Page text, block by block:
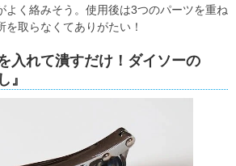
よく絡みそう。使用後は3つのパーツを重ね
取らなくてありがたい！
入れて潰すだけ！ダイソーの
』